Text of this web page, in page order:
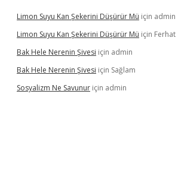
Limon Suyu Kan Şekerini Düşürür Mü için admin
Limon Suyu Kan Şekerini Düşürür Mü için Ferhat
Bak Hele Nerenin Şivesi için admin
Bak Hele Nerenin Şivesi için Sağlam
Sosyalizm Ne Savunur için admin